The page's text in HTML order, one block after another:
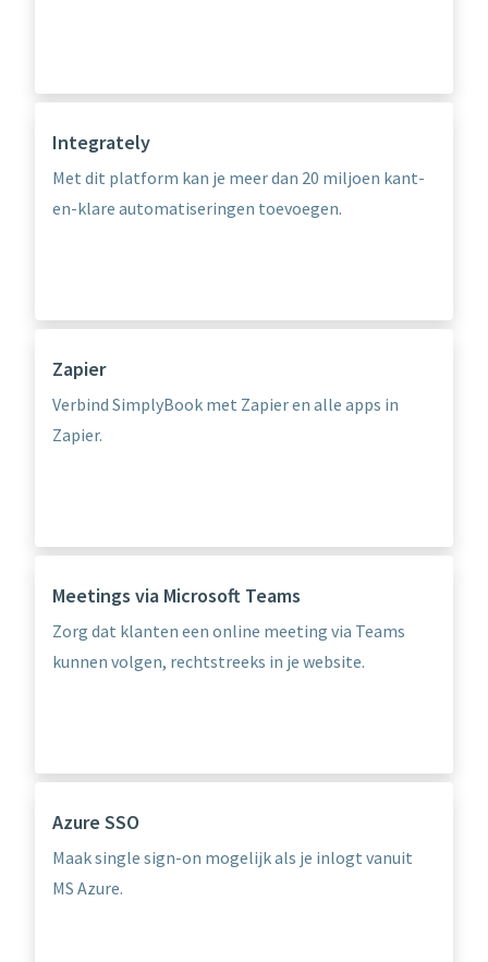
Integrately
Met dit platform kan je meer dan 20 miljoen kant-
en-klare automatiseringen toevoegen.
Zapier
Verbind SimplyBook met Zapier en alle apps in
Zapier.
Meetings via Microsoft Teams
Zorg dat klanten een online meeting via Teams
kunnen volgen, rechtstreeks in je website.
Azure SSO
Maak single sign-on mogelijk als je inlogt vanuit
MS Azure.